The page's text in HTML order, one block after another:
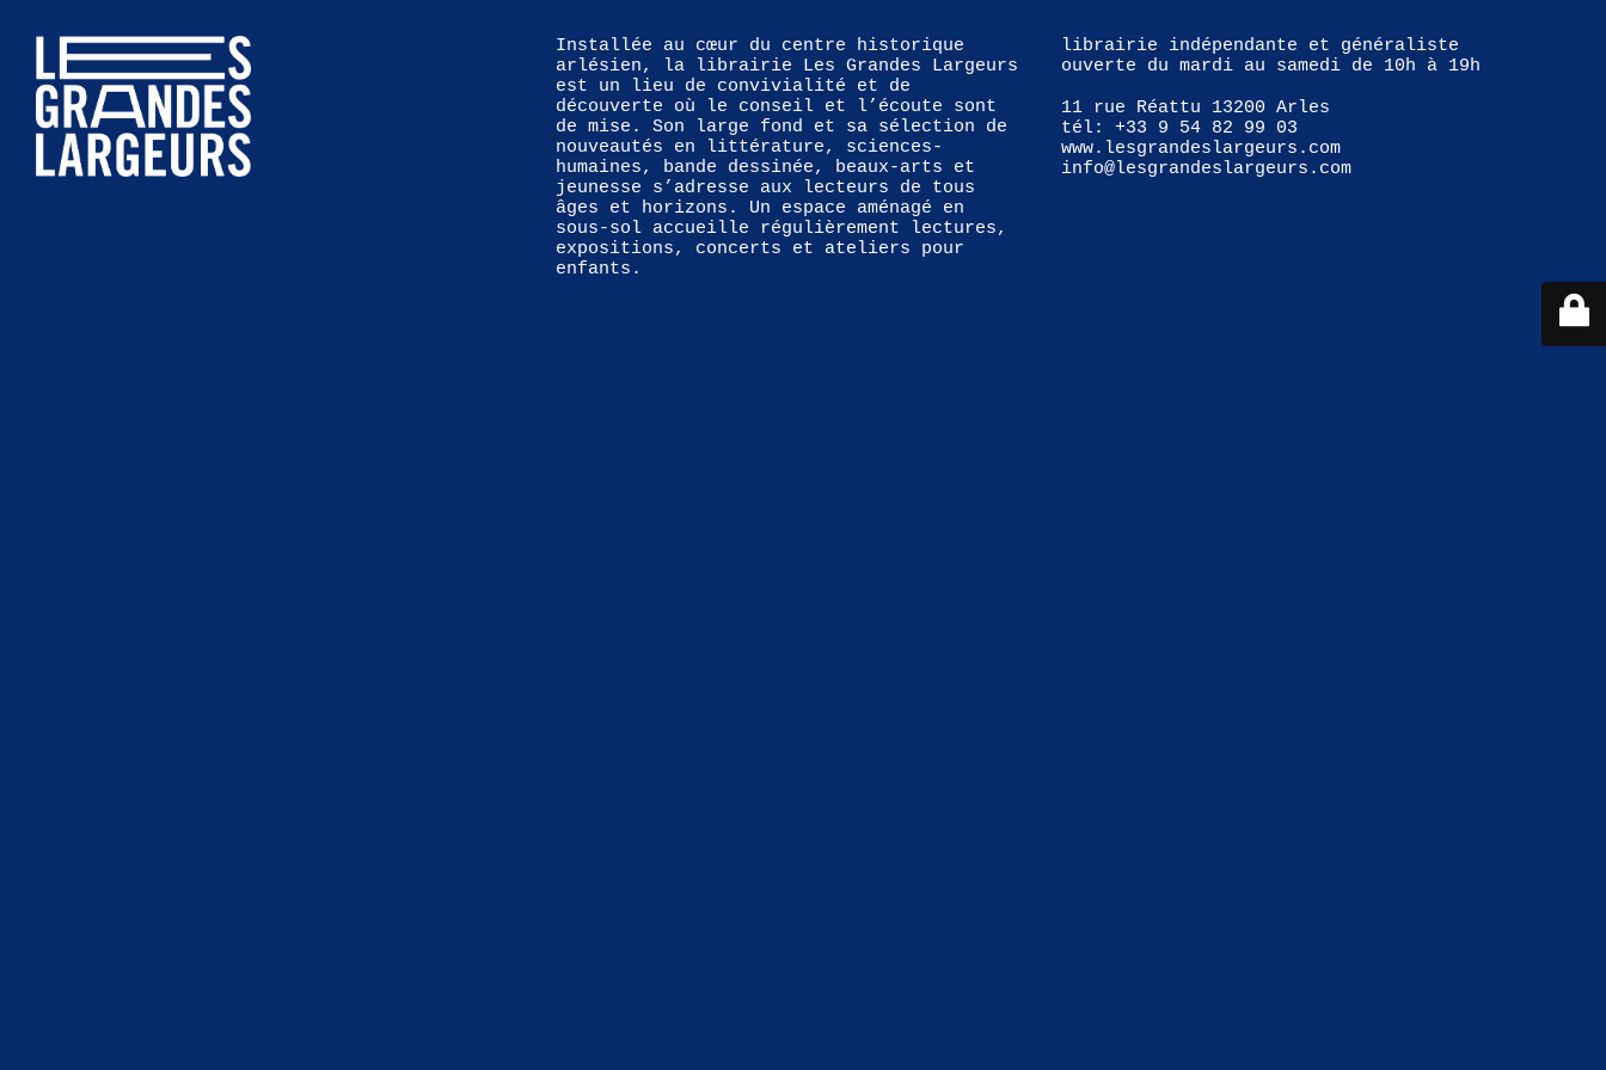
Installée au cœur du centre historique
arlésien, la librairie Les Grandes Largeurs
est un lieu de convivialité et de
découverte où le conseil et l’écoute sont
de mise. Son large fond et sa sélection de
nouveautés en littérature, sciences-
humaines, bande dessinée, beaux-arts et
jeunesse s’adresse aux lecteurs de tous
âges et horizons. Un espace aménagé en
sous-sol accueille régulièrement lectures,
expositions, concerts et ateliers pour
enfants.
librairie indépendante et généraliste
ouverte du mardi au samedi de 10h à 19h
11 rue Réattu 13200 Arles
tél: +33 9 54 82 99 03
www.lesgrandeslargeurs.com
info@lesgrandeslargeurs.com